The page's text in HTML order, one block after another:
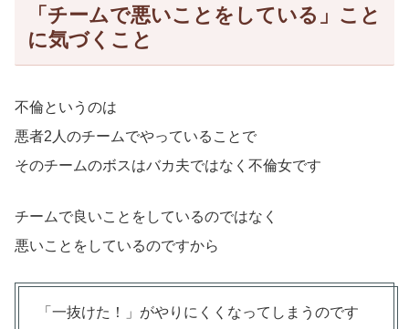
「チームで悪いことをしている」こと
に気づくこと
不倫というのは
悪者2人のチームでやっていることで
そのチームのボスはバカ夫ではなく不倫女です
チームで良いことをしているのではなく
悪いことをしているのですから
「一抜けた！」がやりにくくなってしまうのです